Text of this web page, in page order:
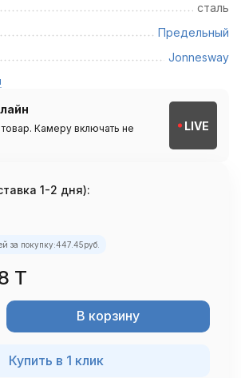
сталь
Предельный
Jonnesway
Камеру включать не
LIVE
1-2 дня):
за покупку:447.45руб.
T
В корзину
Купить в 1 клик